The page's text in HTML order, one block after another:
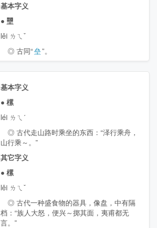
基本字义
● 壨
lěi ㄌㄟˇ
◎ 古同“垒”。
基本字义
● 樏
léi ㄌㄟˊ
◎ 古代走山路时乘坐的东西：“泽行乘舟，
山行乘～。”
其它字义
● 樏
lěi ㄌㄟˇ
◎ 古代一种盛食物的器具，像盘，中有隔
档：“族人大怒，便兴～掷其面，夷甫都无
言。”